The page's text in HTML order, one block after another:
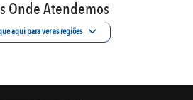
Onde Atendemos
aqui para ver as regiões